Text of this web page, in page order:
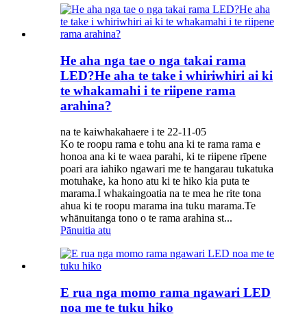
He aha nga tae o nga takai rama
LED?He aha te take i whiriwhiri ai ki
te whakamahi i te riipene rama
arahina?
na te kaiwhakahaere i te 22-11-05
Ko te roopu rama e tohu ana ki te rama rama e
honoa ana ki te waea parahi, ki te riipene rīpene
poari ara iahiko ngawari me te hangarau tukatuka
motuhake, ka hono atu ki te hiko kia puta te
marama.I whakaingoatia na te mea he rite tona
ahua ki te roopu marama ina tuku marama.Te
whānuitanga tono o te rama arahina st...
Pānuitia atu
E rua nga momo rama ngawari LED
noa me te tuku hiko